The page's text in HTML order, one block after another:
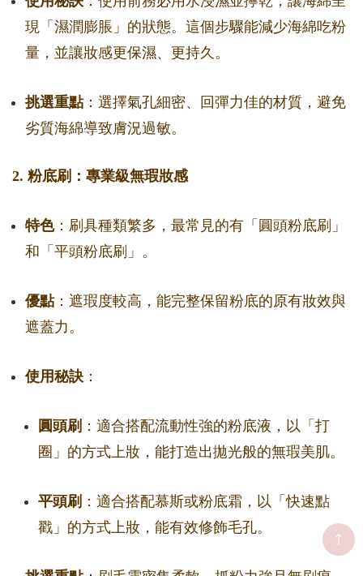
現「濕潤膨脹」的狀態。這個步驟能減少海綿吃粉
量，並讓妝感更保濕、更持久。
挑選重點：選擇氣孔細密、回彈力佳的材質，避免
劣質海綿導致膚況過敏。
2. 粉底刷：專業級無瑕妝感
特色：刷具種類繁多，最常見的有「圓頭粉底刷」
和「平頭粉底刷」。
優點：遮瑕度較高，能完整保留粉底的原有妝效與
遮蓋力。
使用秘訣 ：
圓頭刷 ：適合搭配流動性強的粉底液，以「打
圈」的方式上妝，能打造出拋光般的無瑕美肌。
平頭刷 ：適合搭配慕斯或粉底霜，以「快速點
戳」的方式上妝，能有效修飾毛孔。